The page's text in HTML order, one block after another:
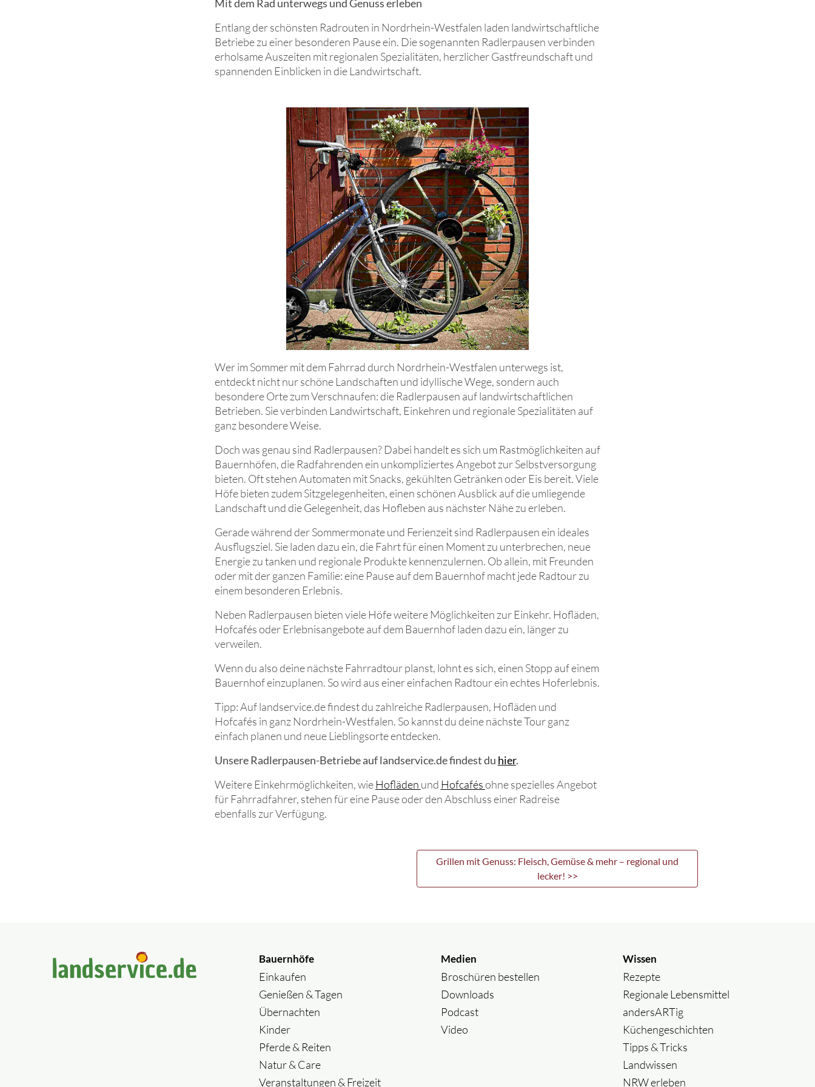
Mit dem Rad unterwegs und Genuss erleben
Entlang der schönsten Radrouten in Nordrhein-Westfalen laden landwirtschaftliche
Betriebe zu einer besonderen Pause ein. Die sogenannten Radlerpausen verbinden
erholsame Auszeiten mit regionalen Spezialitäten, herzlicher Gastfreundschaft und
spannenden Einblicken in die Landwirtschaft.
Wer im Sommer mit dem Fahrrad durch Nordrhein-Westfalen unterwegs ist,
entdeckt nicht nur schöne Landschaften und idyllische Wege, sondern auch
besondere Orte zum Verschnaufen: die Radlerpausen auf landwirtschaftlichen
Betrieben. Sie verbinden Landwirtschaft, Einkehren und regionale Spezialitäten auf
ganz besondere Weise.
Doch was genau sind Radlerpausen? Dabei handelt es sich um Rastmöglichkeiten auf
Bauernhöfen, die Radfahrenden ein unkompliziertes Angebot zur Selbstversorgung
bieten. Oft stehen Automaten mit Snacks, gekühlten Getränken oder Eis bereit. Viele
Höfe bieten zudem Sitzgelegenheiten, einen schönen Ausblick auf die umliegende
Landschaft und die Gelegenheit, das Hofleben aus nächster Nähe zu erleben.
Gerade während der Sommermonate und Ferienzeit sind Radlerpausen ein ideales
Ausflugsziel. Sie laden dazu ein, die Fahrt für einen Moment zu unterbrechen, neue
Energie zu tanken und regionale Produkte kennenzulernen. Ob allein, mit Freunden
oder mit der ganzen Familie: eine Pause auf dem Bauernhof macht jede Radtour zu
einem besonderen Erlebnis.
Neben Radlerpausen bieten viele Höfe weitere Möglichkeiten zur Einkehr. Hofläden,
Hofcafés oder Erlebnisangebote auf dem Bauernhof laden dazu ein, länger zu
verweilen.
Wenn du also deine nächste Fahrradtour planst, lohnt es sich, einen Stopp auf einem
Bauernhof einzuplanen. So wird aus einer einfachen Radtour ein echtes Hoferlebnis.
Tipp: Auf landservice.de findest du zahlreiche Radlerpausen, Hofläden und
Hofcafés in ganz Nordrhein-Westfalen. So kannst du deine nächste Tour ganz
einfach planen und neue Lieblingsorte entdecken.
Unsere Radlerpausen-Betriebe auf landservice.de findest du hier.
Weitere Einkehrmöglichkeiten, wieHofläden und Hofcafésohne spezielles Angebot
für Fahrradfahrer, stehen für eine Pause oder den Abschluss einer Radreise
ebenfalls zur Verfügung.
Grillen mit Genuss: Fleisch, Gemüse & mehr – regional und
lecker! >>
Bauernhöfe
Einkaufen
Genießen & Tagen
Übernachten
Kinder
Pferde & Reiten
Natur & Care
Veranstaltungen & Freizeit
Medien
Broschüren bestellen
Downloads
Podcast
Video
Wissen
Rezepte
Regionale Lebensmittel
andersARTig
Küchengeschichten
Tipps & Tricks
Landwissen
NRW erleben